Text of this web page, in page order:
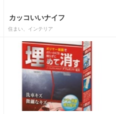
カッコいいナイフ
住まい、インテリア